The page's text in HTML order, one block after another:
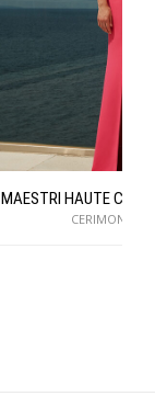
MAESTRI HAUTE
CERIMONIA